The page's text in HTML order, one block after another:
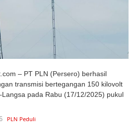
– PT PLN (Persero) berhasil
transmisi bertegangan 150 kilovolt
pada Rabu (17/12/2025) pukul
PLN Peduli